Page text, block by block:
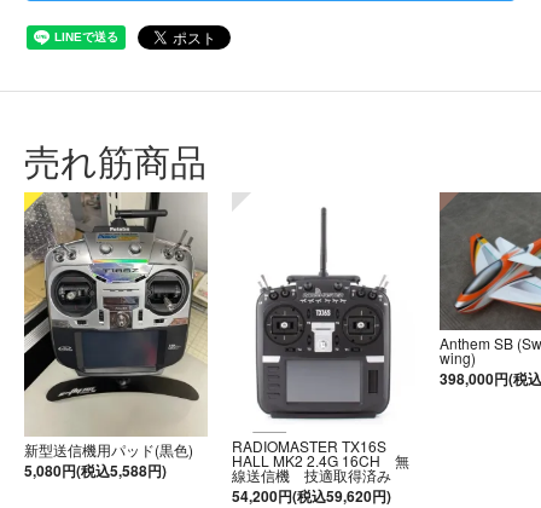
売れ筋商品
新型送信機用パッド(黒色)
5,080円(税込5,588円)
RADIOMASTER TX16S
HALL MK2 2.4G 16CH 無
線送信機 技適取得済み
54,200円(税込59,620円)
Anthem SB
wing)
398,000円(税